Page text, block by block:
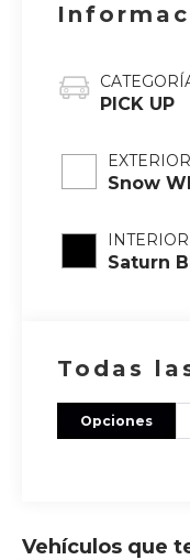
PICK UP
Snow
Saturn
Todas
Opciones
Vehículos que